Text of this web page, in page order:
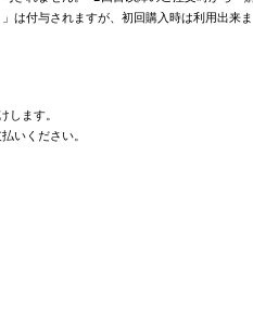
は付与されますが、初回購入時は利用出来ま
します。
いください。